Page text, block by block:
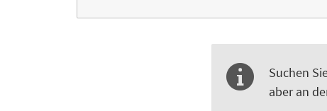
Suchen
aber an